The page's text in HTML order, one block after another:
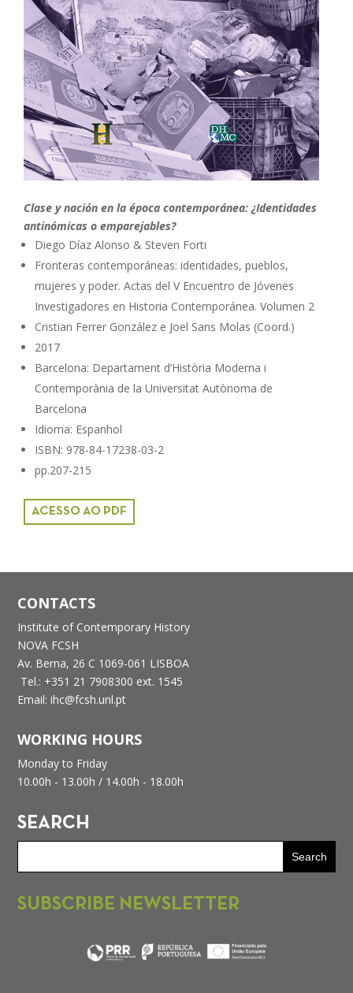
Clase y nación en la época contemporánea: ¿Identidades
antinómicas o emparejables?
Diego Díaz Alonso & Steven Forti
Fronteras contemporáneas: identidades, pueblos,
mujeres y poder. Actas del V Encuentro de Jóvenes
Investigadores en Historia Contemporánea. Volumen 2
Cristian Ferrer González e Joel Sans Molas (Coord.)
2017
Barcelona: Departament d’Història Moderna i
Contemporània de la Universitat Autònoma de
Barcelona
Idioma: Espanhol
ISBN: 978-84-17238-03-2
pp.207-215
ACESSO AO PDF
CONTACTS
Institute of Contemporary History
NOVA FCSH
Av. Berna, 26 C 1069-061 LISBOA
Tel.: +351 21 7908300 ext. 1545
Email: ihc@fcsh.unl.pt
WORKING HOURS
Monday to Friday
10.00h - 13.00h / 14.00h - 18.00h
SEARCH
SUBSCRIBE NEWSLETTER